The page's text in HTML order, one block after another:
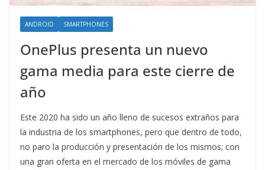
ANDROID SMARTPHONES
OnePlus presenta un nuevo
gama media para este cierre de
año
Este 2020 ha sido un año lleno de sucesos extraños para
la industria de los smartphones, pero que dentro de todo,
no paro la producción y presentación de los mismos; con
una gran oferta en el mercado de los móviles de gama